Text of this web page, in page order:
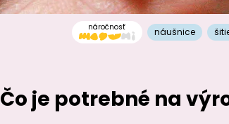
náročnosť náušnice
Čo je potrebné na